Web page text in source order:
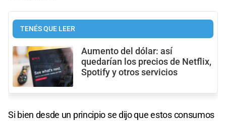
TENÉS QUE LEER
Aumento del dólar: así
quedarían los precios de Netflix,
Spotify y otros servicios
Si bien desde un principio se dijo que estos consumos